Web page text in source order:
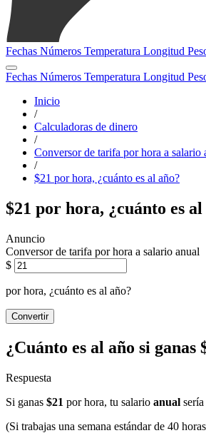
Fechas Números Temperatura Longitud
Fechas Números Temperatura Longitud
Inicio
/
Calculadoras de dinero
/
Conversor de tarifa por hora a salario
/
$21 por hora, ¿cuánto es al año?
$21 por hora, ¿cuánto es al
Conversor de tarifa por hora a salario anual
$
por hora, ¿cuánto es al año?
Convertir
¿Cuánto es al año si ganas
Respuesta
Si ganas $21 por hora, tu salario anual sería
(Si trabajas una semana estándar de 40